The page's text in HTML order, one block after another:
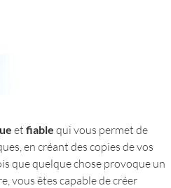
et fiable qui vous permet de
en créant des copies de vos
que quelque chose provoque un
vous êtes capable de créer